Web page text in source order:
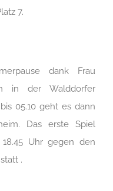
7.
dank Frau
in der Walddorfer
05.10 geht es dann
Das erste Spiel
Uhr gegen den
.